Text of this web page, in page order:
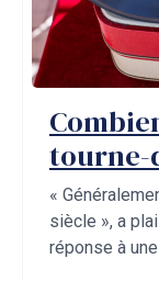
tourne-
«
siècle », a
réponse à